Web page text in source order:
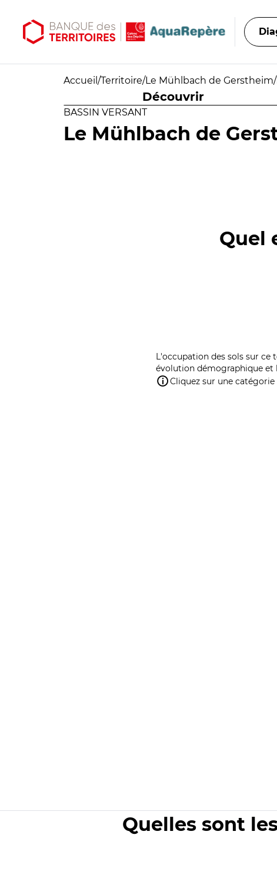
Accueil /Territoire/Le Mühlbach de Gerstheim/
Découvrir
BASSIN VERSANT
Le Mühlbach de
Quel
L'occupation des sols sur ce
évolution démographique et
Cliquez sur une
Quelles sont